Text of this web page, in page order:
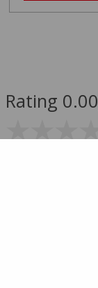
Rating 0.00